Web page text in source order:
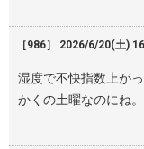
［986］ 2026/6/20(土)
湿度で不快指数上が
かくの土曜なのにね。